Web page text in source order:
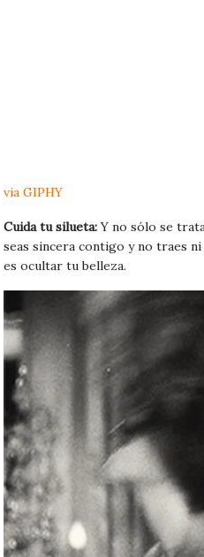
via GIPHY
Cuida tu silueta:Y no sólo se
seas sincera contigo y no traes
es ocultar tu belleza.